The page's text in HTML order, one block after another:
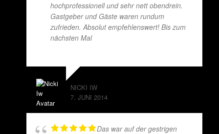
hochprofessionell und sehr nett obendrein.
Gastgeber und Gäste waren rundum
zufrieden. Absolut empfehlenswert! Bis zum
nächsten Mal
NICKI IW
7. JUNI 2014
Das war auf der gestrigen